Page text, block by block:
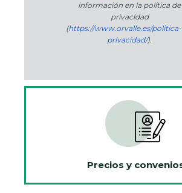
información en la política de
privacidad
(https://www.orvalle.es/
privacidad/).
Precios y